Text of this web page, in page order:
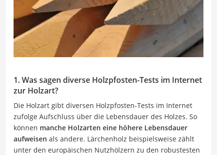
1. Was sagen diverse Holzpfosten-Tests im Internet
zur Holzart?
Die Holzart gibt diversen Holzpfosten-Tests im Internet
zufolge Aufschluss über die Lebensdauer des Holzes. So
können manche Holzarten eine höhere Lebensdauer
aufweisen als andere. Lärchenholz beispielsweise zählt
unter den europäischen Nutzhölzern zu den robustesten